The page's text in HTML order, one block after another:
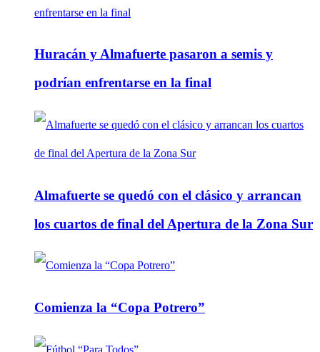
Huracán y Almafuerte pasaron a semis y
podrían enfrentarse en la final
Almafuerte se quedó con el clásico y arrancan
los cuartos de final del Apertura de la Zona Sur
Comienza la “Copa Potrero”